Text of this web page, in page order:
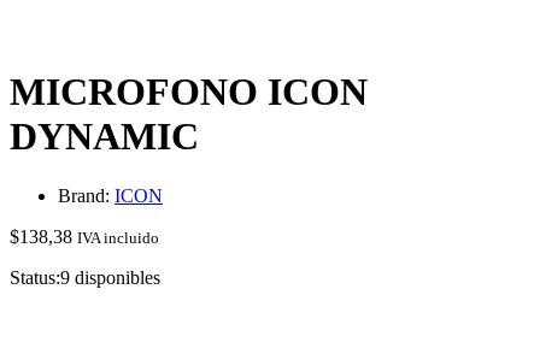
MICROFONO ICON
DYNAMIC
Brand: ICON
$138,38 IVA incluido
Status:9 disponibles